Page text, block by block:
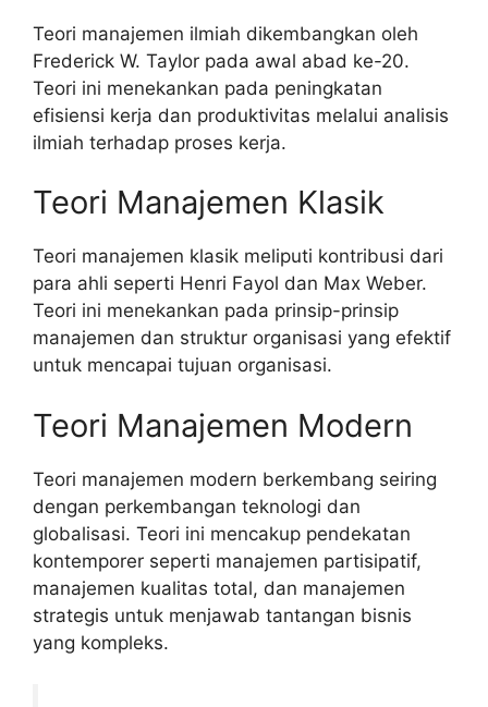
Teori manajemen ilmiah dikembangkan oleh
Frederick W. Taylor pada awal abad ke-20.
Teori ini menekankan pada peningkatan
efisiensi kerja dan produktivitas melalui analisis
ilmiah terhadap proses kerja.
Teori Manajemen Klasik
Teori manajemen klasik meliputi kontribusi dari
para ahli seperti Henri Fayol dan Max Weber.
Teori ini menekankan pada prinsip-prinsip
manajemen dan struktur organisasi yang efektif
untuk mencapai tujuan organisasi.
Teori Manajemen Modern
Teori manajemen modern berkembang seiring
dengan perkembangan teknologi dan
globalisasi. Teori ini mencakup pendekatan
kontemporer seperti manajemen partisipatif,
manajemen kualitas total, dan manajemen
strategis untuk menjawab tantangan bisnis
yang kompleks.